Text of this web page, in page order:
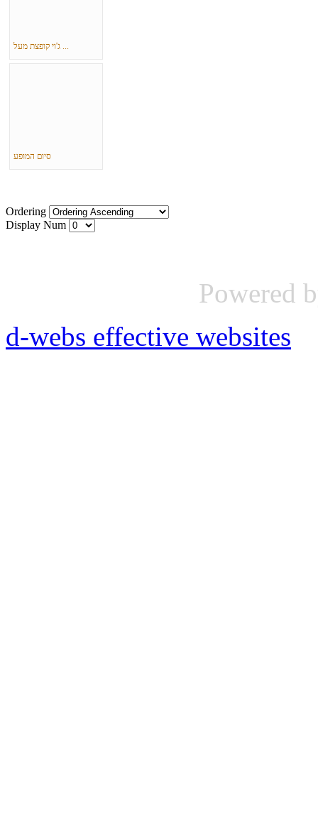
ג'וי קופצת מעל ...
סיום המופע
Ordering
Display Num
Powered
d-webs effective websites